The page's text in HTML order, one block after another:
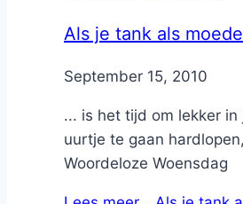
Als je tank als
ByNicole
September 15, 2010
... is het tijd om lekker
uurtje te gaan
Woordeloze Woensdag